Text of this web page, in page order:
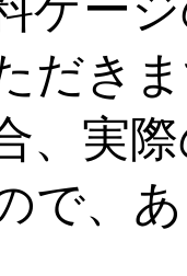
だき
、実
で、